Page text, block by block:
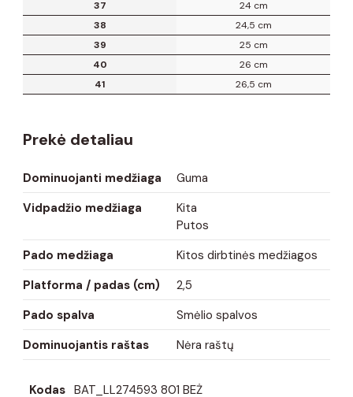
37
24 cm
38
24,5 cm
39
25 cm
40
26 cm
41
26,5 cm
Prekė detaliau
Dominuojanti medžiaga
Guma
Vidpadžio medžiaga
Kita
Putos
Pado medžiaga
Kitos dirbtinės medžiagos
Platforma / padas (cm)
2,5
Pado spalva
Smėlio spalvos
Dominuojantis raštas
Nėra raštų
Kodas BAT_LL274593 801 BEŻ